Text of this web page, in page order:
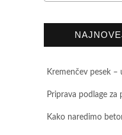
Kremenčev pesek
Priprava podlage za
Kako naredimo